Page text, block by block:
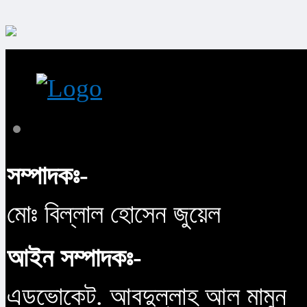
সম্পাদকঃ-
মোঃ বিল্লাল হোসেন জুয়েল
আইন সম্পাদকঃ-
এডভোকেট. আবদুল্লাহ আল মামুন